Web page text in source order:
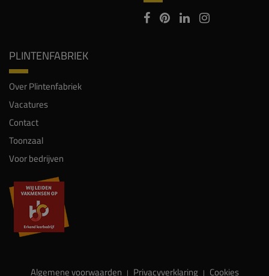
PLINTENFABRIEK
Over Plintenfabriek
Vacatures
Contact
Toonzaal
Voor bedrijven
Algemene voorwaarden | Privacyverklaring | Cookies